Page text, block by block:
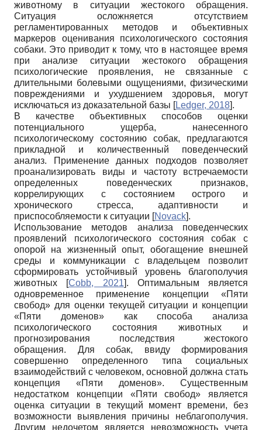
животному в ситуации жестокого обращения.
Ситуация осложняется отсутствием
регламентированных методов и объективных
маркеров оценивания психологического состояния
собаки. Это приводит к тому, что в настоящее время
при анализе ситуации жестокого обращения
психологические проявления, не связанные с
длительными болевыми ощущениями, физическими
повреждениями и ухудшением здоровья, могут
исключаться из доказательной базы [Ledger, 2018].
В качестве объективных способов оценки
потенциального ущерба, нанесенного
психологическому состоянию собак, предлагаются
прикладной и количественный поведенческий
анализ. Применение данных подходов позволяет
проанализировать виды и частоту встречаемости
определенных поведенческих признаков,
коррелирующих с состоянием острого и
хронического стресса, адаптивности и
приспособляемости к ситуации [Novack].
Использование методов анализа поведенческих
проявлений психологического состояния собак с
опорой на жизненный опыт, обогащение внешней
среды и коммуникации с владельцем позволит
сформировать устойчивый уровень благополучия
животных
[Cobb, 2021]. Оптимальным является
одновременное применение концепции «Пяти
свобод» для оценки текущей ситуации и концепции
«Пяти доменов» как способа анализа
психологического состояния животных и
прогнозирования последствия жестокого
обращения. Для собак, ввиду формирования
совершенно определенного типа социальных
взаимодействий с человеком, основной должна стать
концепция «Пяти доменов». Существенным
недостатком концепции «Пяти свобод» является
оценка ситуации в текущий момент времени, без
возможности выявления причины неблагополучия.
Другим недочетом является невозможность учета